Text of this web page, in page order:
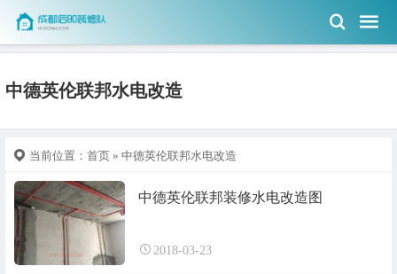
中德英伦联邦水电改造
当前位置： 首页 » 中德英伦联邦水电改造
中德英伦联邦装修水电改造图
2018-03-23